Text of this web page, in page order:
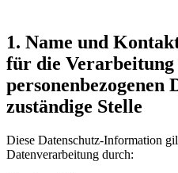
1. Name und
für die Verarbeitung
personenbezogenen
zuständige Stelle
Diese Datenschutz-Information
Datenverarbeitung durch: